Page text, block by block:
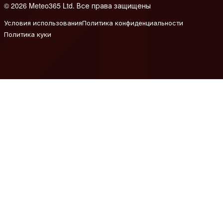
© 2026 Meteo365 Ltd. Все права защищены
Условия использованияПолитика конфиденциальности
Политика куки